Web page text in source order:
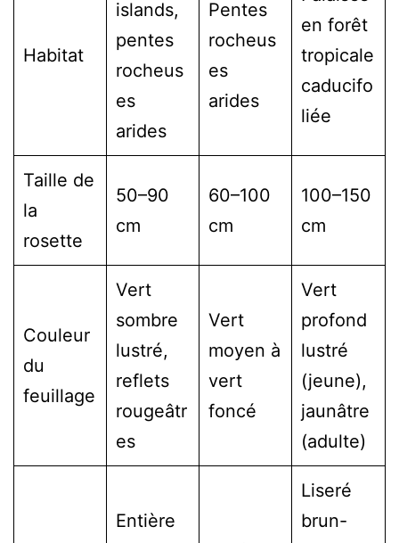
Habitat
islands,
pentes
rocheus
es
arides
Pentes
rocheus
es
arides
en forêt
tropicale
caducifo
liée
Taille de
la
rosette
50–90
cm
60–100
cm
100–150
cm
Couleur
du
feuillage
Vert
sombre
lustré,
reflets
rougeâtr
es
Vert
moyen à
vert
foncé
Vert
profond
lustré
(jeune),
jaunâtre
(adulte)
Entière
Liseré
brun-